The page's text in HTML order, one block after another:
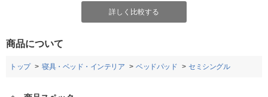
詳しく比較する
商品について
トップ 寝具・ベッド・インテリア ベッドパッド セミシングル